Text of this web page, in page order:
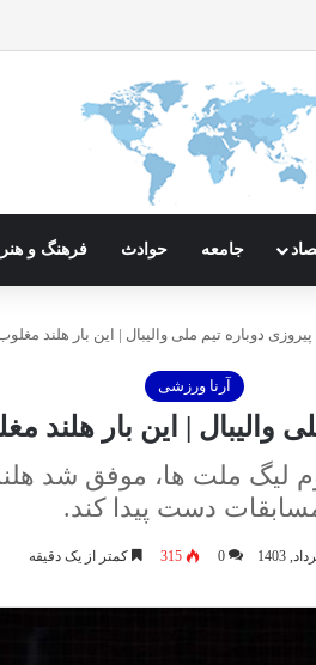
جامعه حوادث فرهنگ و هنر
پیروزی دوباره تیم ملی والیبال | این بار هلند
آرنا ورزشی
والیبال | این بار هلند
لیگ ملت‌ ها، موفق شد
دست پیدا کند.
0
315 کمتر از یک دقیقه